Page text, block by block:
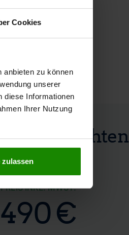
Cookies
anbieten zu können
unserer
diese Informationen
Ihrer Nutzung
zulassen
INKL. MWST.
€